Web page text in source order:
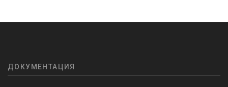
ДОКУМЕНТАЦИЯ